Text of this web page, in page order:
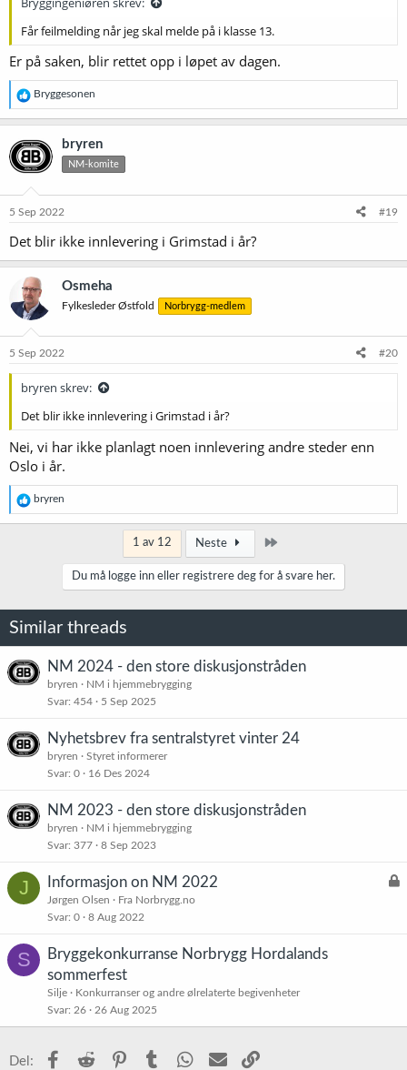
Får feilmelding når jeg skal melde på i klasse 13.
Er på saken, blir rettet opp i løpet av dagen.
R
e
a
s
j
e
Bryggesonen
bryren
NM-komite
5 Sep 2022 #19
Det blir ikke innlevering i Grimstad i år?
Osmeha
Fylkesleder Østfold Norbrygg-medlem
5 Sep 2022 #20
bryren skrev:
Det blir ikke innlevering i Grimstad i år?
Nei, vi har ikke planlagt noen innlevering andre steder enn
Oslo i år.
R
e
a
r
bryren
1 av 12 Neste
Du må logge inn eller registrere deg for å svare her.
Similar threads
NM 2024 - den store diskusjonstråden
bryren
NM i hjemmebrygging
Svar 454 5 Sep 2025
Nyhetsbrev fra sentralstyret vinter 24
bryren
Styret informerer
Svar 0 16 Des 2024
NM 2023 - den store diskusjonstråden
bryren
NM i hjemmebrygging
Svar 377 8 Sep 2023
J
L
Informasjon on NM 2022
Jørgen Olsen
Fra Norbrygg.no
Svar 0 8 Aug 2022
S
Bryggekonkurranse Norbrygg Hordalands
sommerfest
Silje
Konkurranser og andre ølrelaterte begivenheter
Svar 26 26 Aug 2025
Del: Facebook
Reddit PinterestTumblr WhatsApp
E-post